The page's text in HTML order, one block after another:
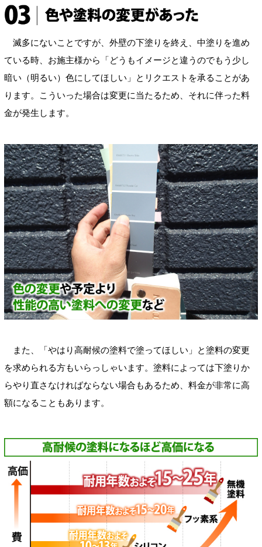
滅多にないことですが、外壁の下塗りを終え、中塗りを進め
ている時、お施主様から「どうもイメージと違うのでもう少し
暗い（明るい）色にしてほしい」とリクエストを承ることがあ
ります。こういった場合は変更に当たるため、それに伴った料
金が発生します。
また、「やはり高耐候の塗料で塗ってほしい」と塗料の変更
を求められる方もいらっしゃいます。塗料によっては下塗りか
らやり直さなければならない場合もあるため、料金が非常に高
額になることもあります。